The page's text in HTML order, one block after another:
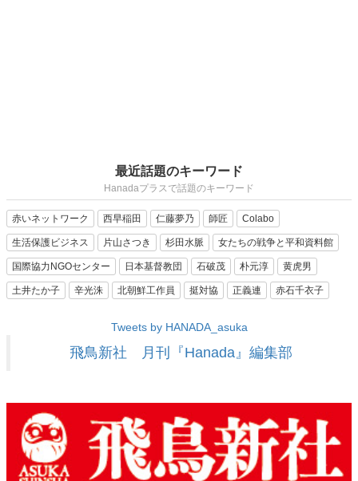
最近話題のキーワード
Hanadaプラスで話題のキーワード
赤いネットワーク 西早稲田 仁藤夢乃 師匠 Colabo
生活保護ビジネス 片山さつき 杉田水脈 女たちの戦争と平和資料館
国際協力NGOセンター 日本基督教団 石破茂 朴元淳 黄虎男
土井たか子 辛光洙 北朝鮮工作員 挺対協 正義連 赤石千衣子
Tweets by HANADA_asuka
飛鳥新社 月刊『Hanada』編集部